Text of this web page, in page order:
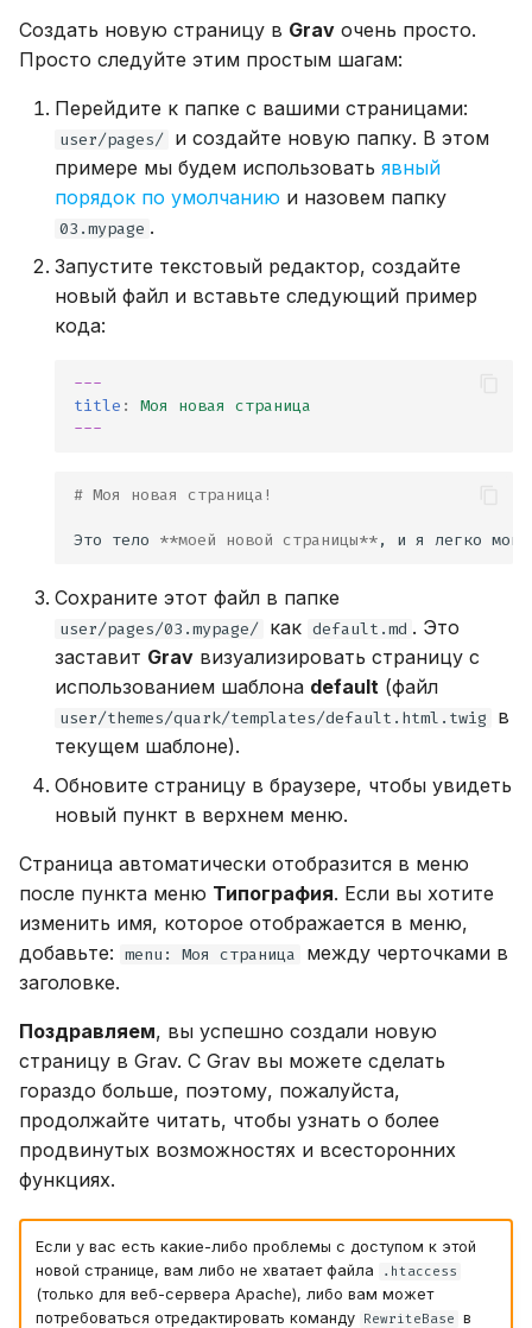
Создать новую страницу в Grav очень просто.
Просто следуйте этим простым шагам:
Перейдите к папке с вашими страницами:
user/pages/ и создайте новую папку. В этом
примере мы будем использовать явный
порядок по умолчанию и назовем папку
03.mypage .
Запустите текстовый редактор, создайте
новый файл и вставьте следующий пример
кода:
---
title :
Моя новая страница
---
# Моя новая страница!
Это тело **моей новой страницы**, и я легко могу
Сохраните этот файл в папке
user/pages/03.mypage/ как default.md . Это
заставит Grav визуализировать страницу с
использованием шаблона default (файл
user/themes/quark/templates/default.html.twig
в
текущем шаблоне).
Обновите страницу в браузере, чтобы увидеть
новый пункт в верхнем меню.
Страница автоматически отобразится в меню
после пункта меню Типография. Если вы хотите
изменить имя, которое отображается в меню,
добавьте: menu: Моя страница
между черточками в
заголовке.
Поздравляем, вы успешно создали новую
страницу в Grav. С Grav вы можете сделать
гораздо больше, поэтому, пожалуйста,
продолжайте читать, чтобы узнать о более
продвинутых возможностях и всесторонних
функциях.
Если у вас есть какие-либо проблемы с доступом к этой
новой странице, вам либо не хватает файла
.htaccess
(только для веб-сервера Apache), либо вам может
потребоваться отредактировать команду RewriteBase в